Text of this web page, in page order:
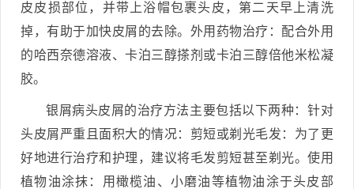
皮皮损部位，并带上浴帽包裹头皮，第二天早上清洗
掉，有助于加快皮屑的去除。外用药物治疗：配合外用
的哈西奈德溶液、卡泊三醇搽剂或卡泊三醇倍他米松凝
胶。
银屑病头皮屑的治疗方法主要包括以下两种：针对
头皮屑严重且面积大的情况：剪短或剃光毛发：为了更
好地进行治疗和护理，建议将毛发剪短甚至剃光。使用
植物油涂抹：用橄榄油、小磨油等植物油涂于头皮部